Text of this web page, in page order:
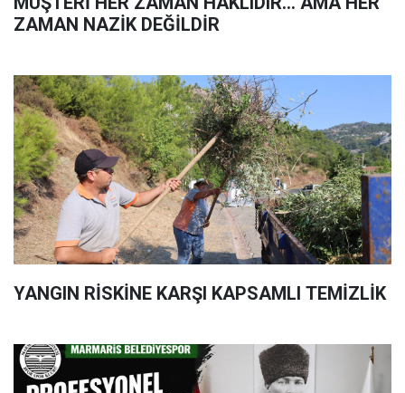
ZAMAN NAZİK DEĞİLDİR
YANGIN RİSKİNE KARŞI KAPSAMLI TEMİZLİK